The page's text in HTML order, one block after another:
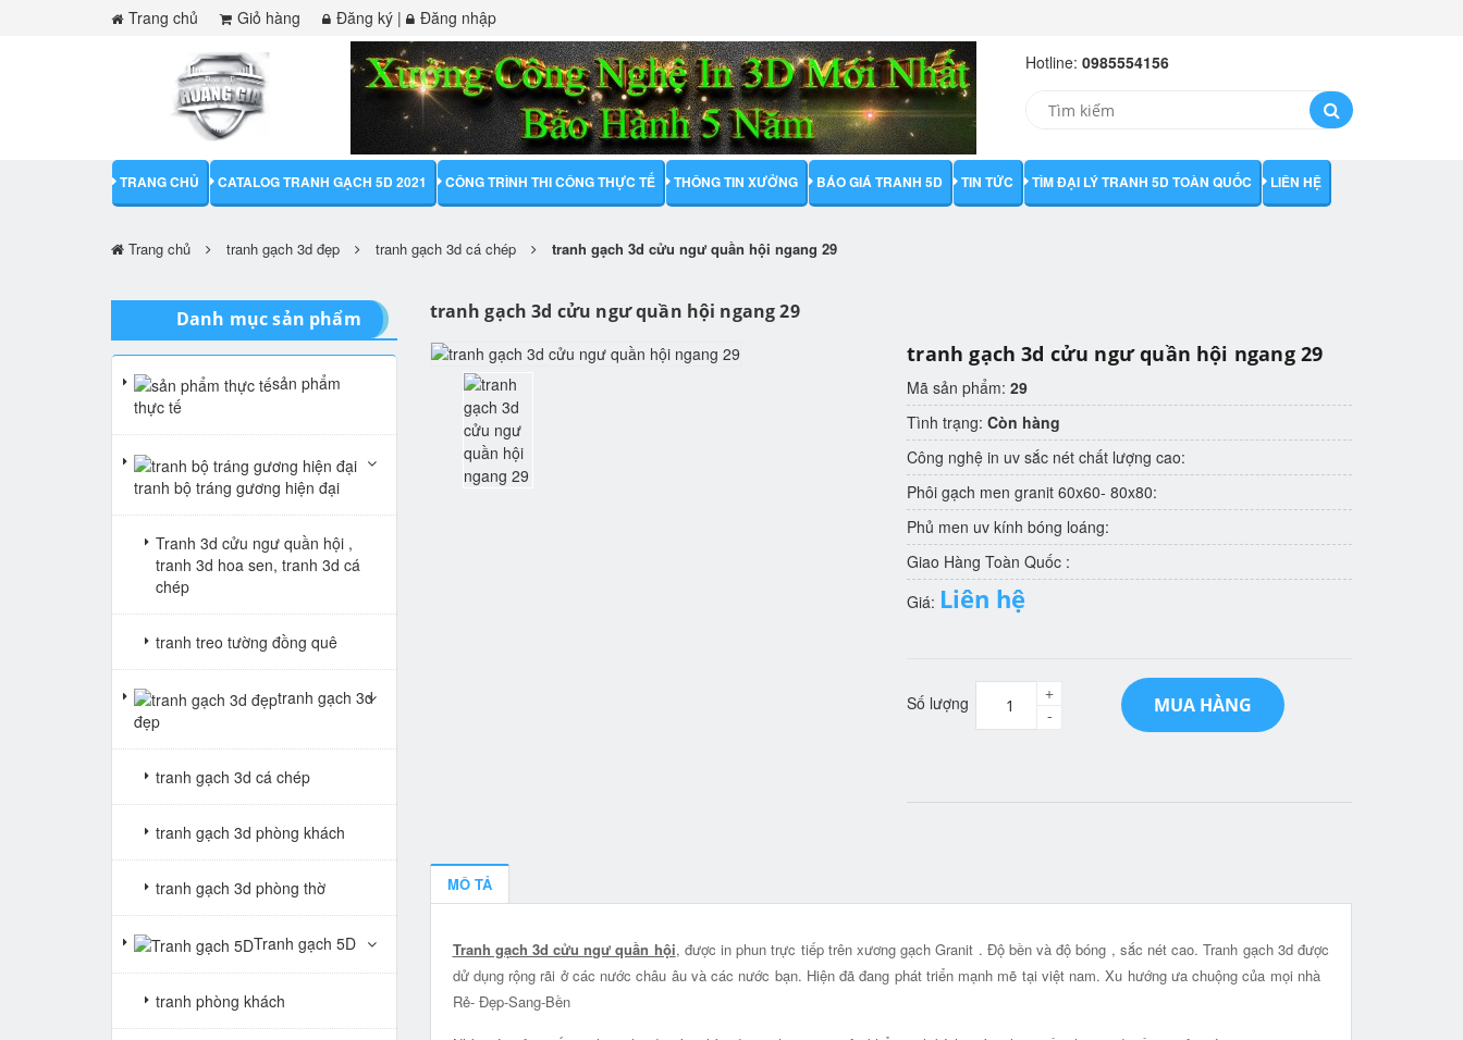
Trang chủ Giỏ hàng Đăng ký | Đăng nhập
Hotline: 0985554156
TRANG CHỦ CATALOG TRANH GẠCH 5D 2021 CÔNG TRÌNH THI CÔNG THỰC TẾ THÔNG TIN XƯỞNG BÁO GIÁ TRANH 5D TIN TỨC TÌM ĐẠI LÝ TRANH 5D TOÀN QUỐC LIÊN HỆ
Trang chủ tranh gạch 3d đẹp tranh gạch 3d cá chép tranh gạch 3d cửu ngư quần hội ngang 29
tranh gạch 3d cửu ngư quần hội ngang 29
tranh gạch 3d cửu ngư quần hội ngang 29
Mã sản phẩm:29
Tình trạng:Còn hàng
Công nghệ in uv sắc nét chất lượng cao:
Phôi gạch men granit 60x60- 80x80:
Phủ men uv kính bóng loáng:
Giao Hàng Toàn Quốc :
Giá: Liên hệ
Số lượng
-
+ MUA HÀNG
MÔ TẢ
Tranh gạch 3d cửu ngư quần hội, được in phun trực tiếp trên xương gạch Granit . Độ bền và độ bóng , sắc nét cao. Tranh gạch 3d được
dử dụng rộng rãi ở các nước châu âu và các nước bạn. Hiện đã đang phát triển mạnh mẽ tại việt nam. Xu hướng ưa chuộng của mọi nhà
Rẻ- Đẹp-Sang-Bền
Danh mục sản phẩm
sản phẩm
thực tế
tranh bộ tráng gương hiện đại
Tranh 3d cửu ngư quần hội ,
tranh 3d hoa sen, tranh 3d cá
chép
tranh treo tường đồng quê
tranh gạch 3d
đẹp
tranh gạch 3d cá chép
tranh gạch 3d phòng khách
tranh gạch 3d phòng thờ
Tranh gạch 5D
tranh phòng khách